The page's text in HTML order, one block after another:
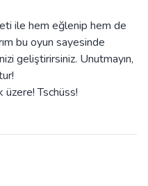
ile hem eğlenip hem de
bu oyun sayesinde
geliştirirsiniz. Unutmayın,
Tschüss!